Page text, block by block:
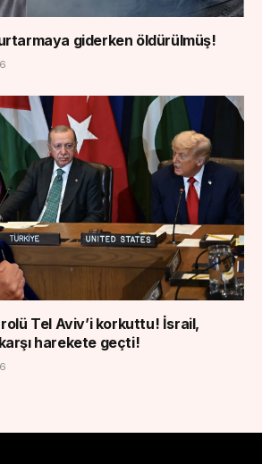
giderken öldürülmüş!
Tel Aviv’i korkuttu! İsrail,
harekete geçti!